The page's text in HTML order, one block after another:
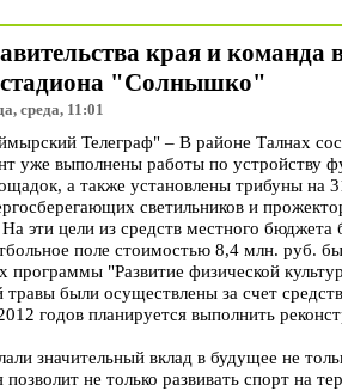
края и команда
стадиона "Солнышко"
среда, 11:01
Телеграф" – В районе Талнах
уже выполнены работы по устройству
а также установлены трибуны
светильников и
эти цели из средств местного
поле стоимостью 8,4 млн. руб.
программы "Развитие физической
травы были осуществлены за счет
годов планируется выполнить
значительный вклад в будущее не
позволит не только развивать спорт на